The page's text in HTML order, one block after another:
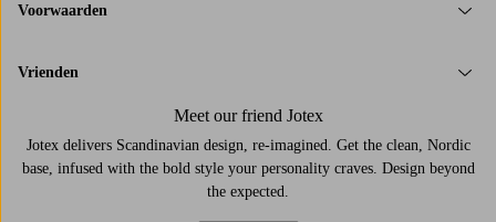
Voorwaarden
Vrienden
Meet our friend Jotex
Jotex delivers Scandinavian design, re-imagined. Get the clean, Nordic
base, infused with the bold style your personality craves. Design beyond
the expected.